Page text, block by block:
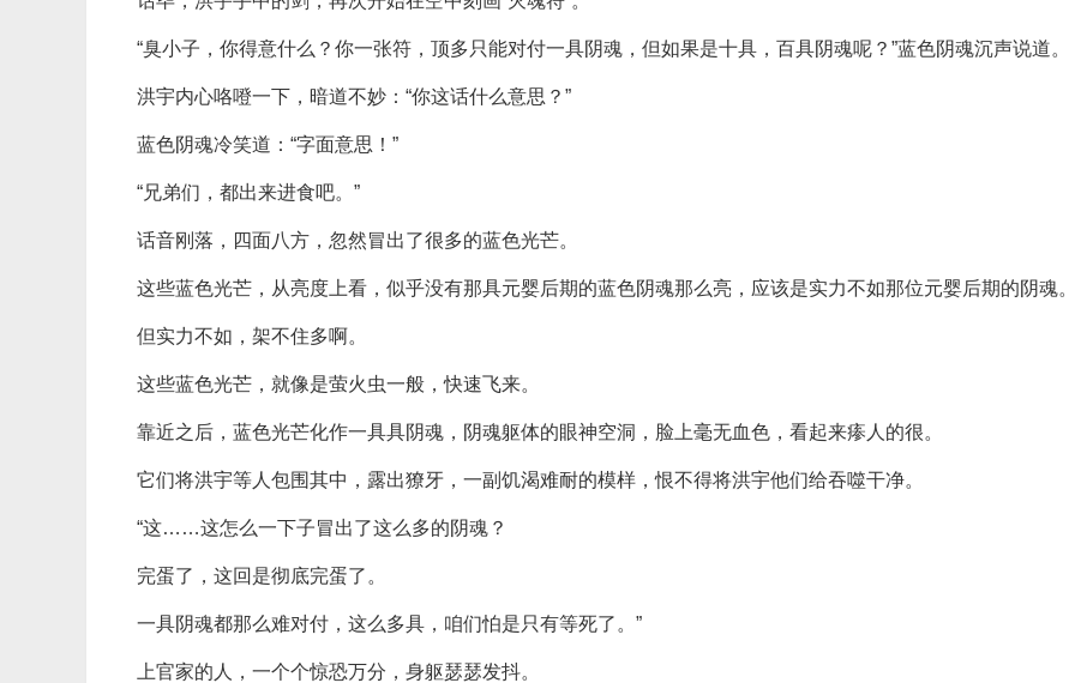
“臭小子，你得意什么？你一张符，顶多只能对付一具阴魂，但如果是十具，百具阴魂呢？”蓝色阴魂沉声说道。
洪宇内心咯噔一下，暗道不妙：“你这话什么意思？”
蓝色阴魂冷笑道：“字面意思！”
“兄弟们，都出来进食吧。”
话音刚落，四面八方，忽然冒出了很多的蓝色光芒。
这些蓝色光芒，从亮度上看，似乎没有那具元婴后期的蓝色阴魂那么亮，应该是实力不如那位元婴后期的阴魂
但实力不如，架不住多啊。
这些蓝色光芒，就像是萤火虫一般，快速飞来。
靠近之后，蓝色光芒化作一具具阴魂，阴魂躯体的眼神空洞，脸上毫无血色，看起来瘆人的很。
它们将洪宇等人包围其中，露出獠牙，一副饥渴难耐的模样，恨不得将洪宇他们给吞噬干净。
“这……这怎么一下子冒出了这么多的阴魂？
完蛋了，这回是彻底完蛋了。
一具阴魂都那么难对付，这么多具，咱们怕是只有等死了。”
上官家的人，一个个惊恐万分，身躯瑟瑟发抖。